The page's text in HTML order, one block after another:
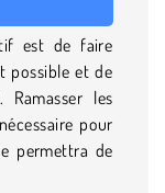
est de faire
possible et de
les
pour
permettra de